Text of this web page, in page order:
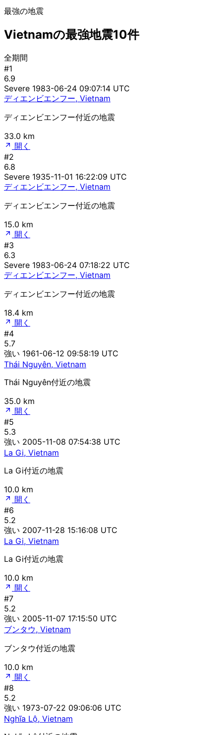
最強の地震
Vietnamの最強地震10件
全期間
#1
6.9
Severe 1983-06-24 09:07:14 UTC
ディエンビエンフー, Vietnam
ディエンビエンフー付近の地震
33.0 km
開く
#2
6.8
Severe 1935-11-01 16:22:09 UTC
ディエンビエンフー, Vietnam
ディエンビエンフー付近の地震
15.0 km
開く
#3
6.3
Severe 1983-06-24 07:18:22 UTC
ディエンビエンフー, Vietnam
ディエンビエンフー付近の地震
18.4 km
開く
#4
5.7
強い 1961-06-12 09:58:19 UTC
Thái Nguyên, Vietnam
Thái Nguyên付近の地震
35.0 km
開く
#5
5.3
強い 2005-11-08 07:54:38 UTC
La Gi, Vietnam
La Gi付近の地震
10.0 km
開く
#6
5.2
強い 2007-11-28 15:16:08 UTC
La Gi, Vietnam
La Gi付近の地震
10.0 km
開く
#7
5.2
強い 2005-11-07 17:15:50 UTC
ブンタウ, Vietnam
ブンタウ付近の地震
10.0 km
開く
#8
5.2
強い 1973-07-22 09:06:06 UTC
Nghĩa Lộ, Vietnam